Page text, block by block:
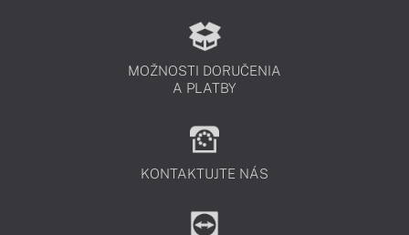
MOŽNOSTI DORUČENIA
A PLATBY
KONTAKTUJTE NÁS